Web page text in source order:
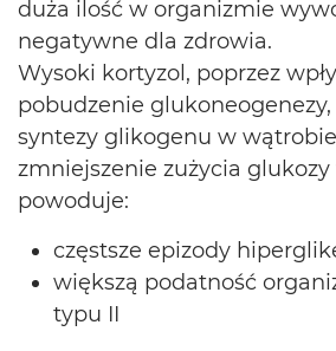
duża ilość w organizmie
negatywne dla zdrowia.
Wysoki kortyzol, poprzez
pobudzenie
syntezy glikogenu w
zmniejszenie zużycia
powoduje:
częstsze epizody
większą podatność
typu II